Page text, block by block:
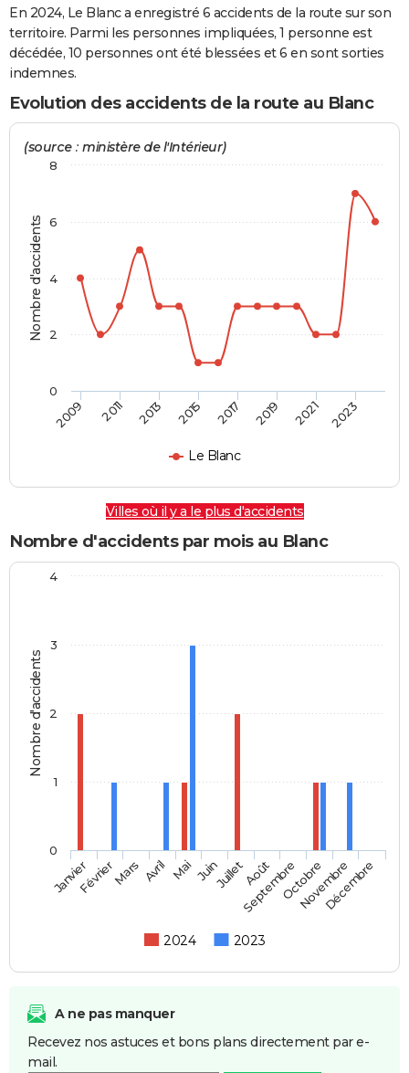
Destinations
City break
Voyage nature
Voyage de noces
Forum
Climat
+
GUIDES D'ACHAT
BONS PLANS
Carte de Noël
Carte Bonne année
Carte Saint-Valentin
Carte Pâques
Carte d'anniversaire
DICTIONNAIRE
COPAINS D'AVANT
S'inscrire
Se connecter
Lycées
Collèges
Primaires
Universités
Entreprises
Service militaire
Avis de recherche
AVIS DE DÉCÈS
FORUM
En 2024, Le Blanc a enregistré 6 accidents de la route sur son
territoire. Parmi les personnes impliquées, 1 personne est
décédée, 10 personnes ont été blessées et 6 en sont sorties
indemnes.
Evolution des accidents de la route au Blanc
Nombre d'accidents
(source : ministère de l'Intérieur)
Le Blanc
2009 2011 2013 2015 2017 2019 2021 2023
0
2
4
6
8
Villes où il y a le plus d'accidents
Nombre d'accidents par mois au Blanc
Nombre d'accidents
2024 2023
JanvierFévrierMars Avril Mai JuinJuilletAoût
SeptembreOctobre
Novembre
Décembre
0
1
2
3
4
A ne pas manquer
Recevez nos astuces et bons plans directement par e-
mail.